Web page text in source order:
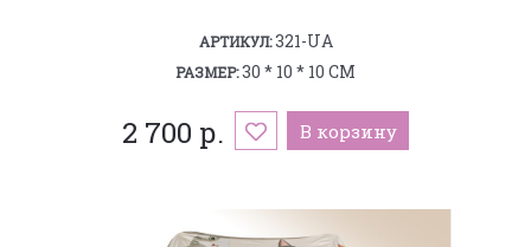
АРТИКУЛ:321-UA
РАЗМЕР:30 * 10 * 10 СМ
2 700 р. В корзину